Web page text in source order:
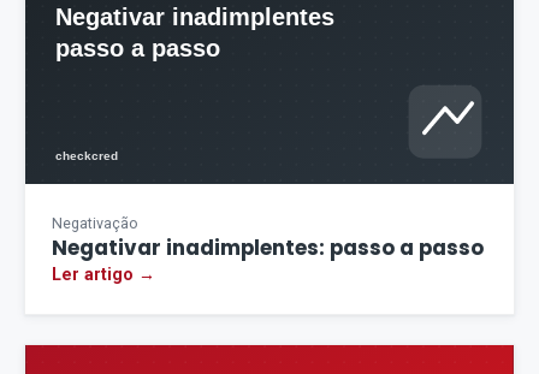
Negativação
Negativar inadimplentes: passo a passo
Ler artigo →